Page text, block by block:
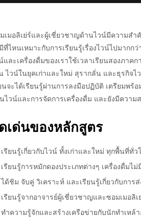
เมอลิเย่ร์และผู้เชี่ยวชาญด้านไวน์มีความส
ที่ไหนเหมาะกับการเรียนรู้เรื่องไวน์ไปมาก
และเครื่องดื่มของเราใช้เวลาเรียนสองภาค
ไวน์ในยุคเก่าและใหม่ สุรากลั่น และธุรกิจ
นจะได้เรียนรู้ผ่านการลงมือปฏิบัติ เตรียมพ
ไวน์และการจัดการเครื่องดื่ม และยังมีควา
เด่นของหลักสูตร
เรียนรู้เกี่ยวกับไวน์ ทั้งเก่าและใหม่ ทุกพื้นที่ทั่
เรียนรู้การหมักดองประเภทต่างๆ เครื่องดื่ม
ได้ชิม จับคู่ วิเคราะห์ และเรียนรู้เกี่ยวกับกา
เรียนรู้จากอาจารย์ผู้เชี่ยวชาญและซอมเมอลิ
ทำความรู้จักและสร้างเครือข่ายกับนักทำเห